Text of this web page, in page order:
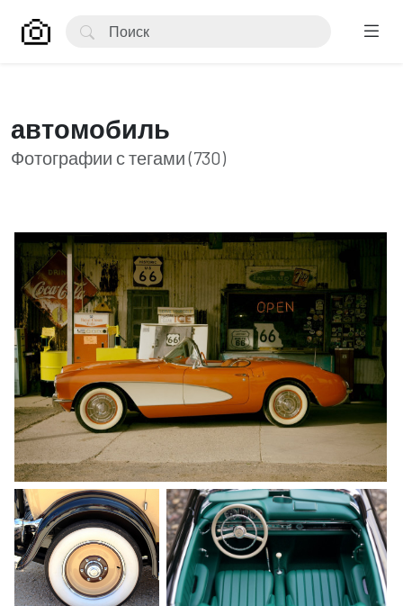
автомобиль
Фотографии с тегами (730)